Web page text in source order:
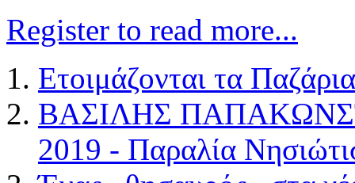
Register to read more...
Ετοιμάζονται τα
ΒΑΣΙΛΗΣ
2019 - Παραλία